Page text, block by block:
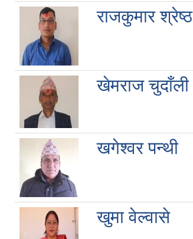
राजकुमार श्रेष्ठ
खेमराज चुदाँली
खगेश्वर पन्थी
खुमा वेल्वासे